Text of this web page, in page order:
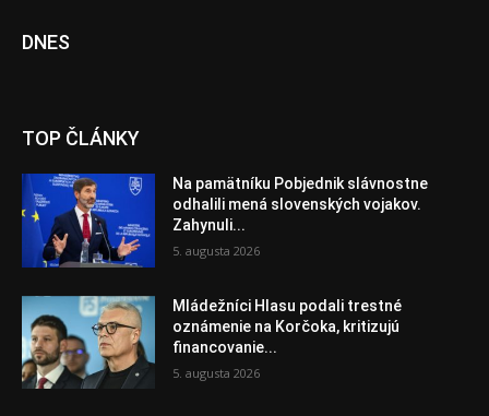
DNES
TOP ČLÁNKY
Na pamätníku Pobjednik slávnostne
odhalili mená slovenských vojakov.
Zahynuli...
5. augusta 2026
Mládežníci Hlasu podali trestné
oznámenie na Korčoka, kritizujú
financovanie...
5. augusta 2026